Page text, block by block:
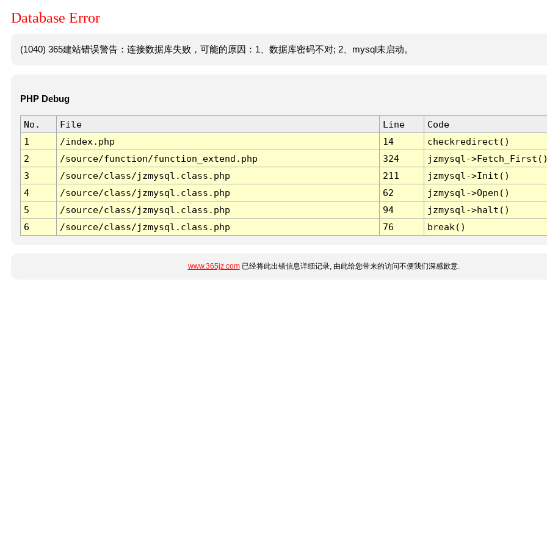
Database Error
(1040) 365建站错误警告：连接数据库失败，可能的原因：1、数据库密码不对; 2、mysql未启动。
PHP Debug
No. File Line
Code
1
/index.php 14
checkredirect()
2
/source/function/function_extend.php 324
jzmysql-
3
/source/class/jzmysql.class.php 211
jzmysql->Init()
4
/source/class/jzmysql.class.php 62
jzmysql->Open()
5
/source/class/jzmysql.class.php 94
jzmysql->halt()
6
/source/class/jzmysql.class.php 76 break()
www.365jz.com已经将此出错信息详细记录, 由此给您带来的访问不便我们深感歉意.